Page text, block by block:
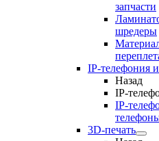
запчасти
шредеры
IP-телефония
Назад
IP-
IP-
3D-печать